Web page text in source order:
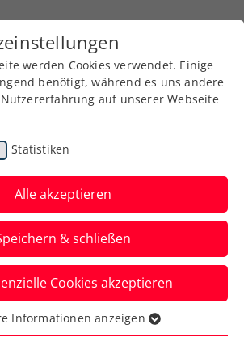
News
werden Cookies verwendet. Einige
benötigt, während es uns andere
auf unserer Webseite
Statistiken
Alle akzeptieren
& schließen
Cookies akzeptieren
werden für grundlegende
Informationen anzeigen